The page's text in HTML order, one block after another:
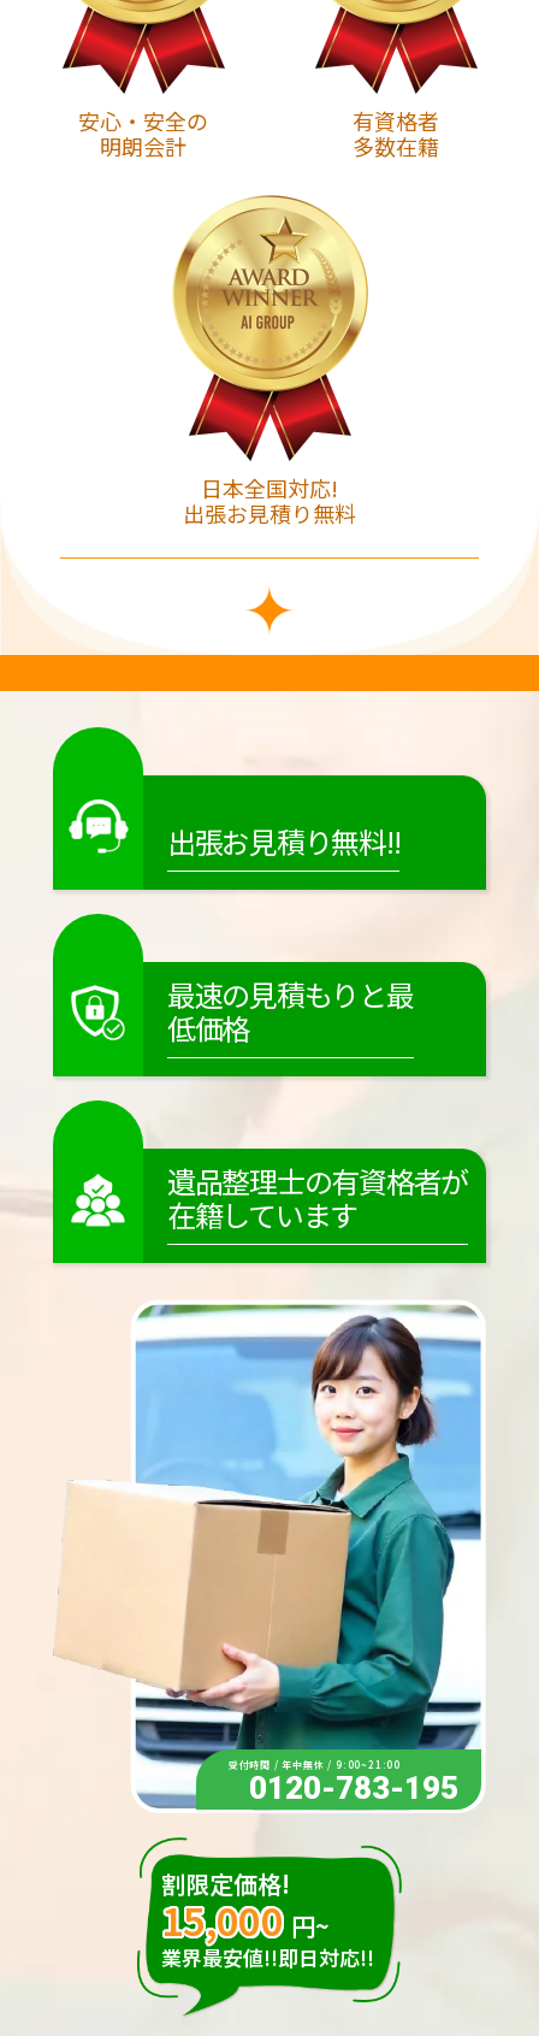
安心・安全の
明朗会計
有資格者
多数在籍
日本全国対応!
出張お見積り無料
出張お見積り無料!!
最速の見積もりと最
低価格
遺品整理士の有資格者が
在籍しています
受付時間 / 年中無休 / 9:00~21:00
0120-783-195
割限定価格!
15,000 円~
業界最安値!!即日対応!!